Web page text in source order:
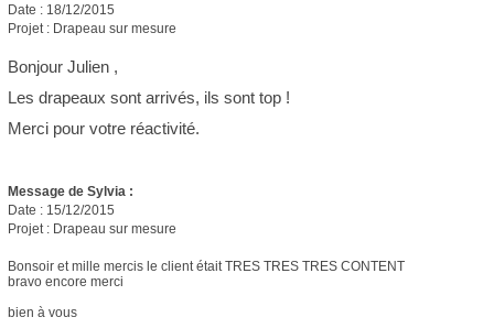
Date : 18/12/2015
Projet : Drapeau sur mesure
Bonjour Julien ,
Les drapeaux sont arrivés, ils sont top !
Merci pour votre réactivité.
Message de Sylvia :
Date : 15/12/2015
Projet : Drapeau sur mesure
Bonsoir et mille mercis le client était TRES TRES TRES CONTENT
bravo encore merci
bien à vous